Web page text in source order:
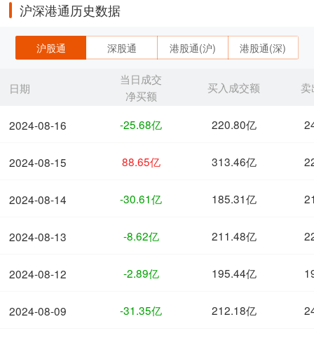
沪深港通历史数据
沪股通 深股通 港股通(沪) 港股通(深)
日期
2024-08-16
2024-08-15
2024-08-14
2024-08-13
2024-08-12
2024-08-09
当日成交
净买额
买入成交额 卖
-25.68亿 220.80亿
88.65亿 313.46亿
-30.61亿 185.31亿
-8.62亿 211.48亿
-2.89亿 195.44亿
-31.35亿 212.18亿